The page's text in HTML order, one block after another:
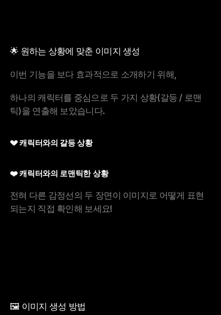
🌟 원하는 상황에 맞춘 이미지 생성
이번 기능을 보다 효과적으로 소개하기 위해,
하나의 캐릭터를 중심으로 두 가지 상황(갈등 / 로맨
틱)을 연출해 보았습니다.
💔 캐릭터와의 갈등 상황
❤️ 캐릭터와의 로맨틱한 상황
전혀 다른 감정선의 두 장면이 이미지로 어떻게 표현
되는지 직접 확인해 보세요!
🖼️ 이미지 생성 방법